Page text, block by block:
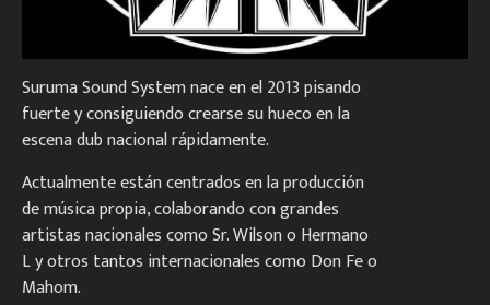
Suruma Sound System nace en el 2013 pisando
fuerte y consiguiendo crearse su hueco en la
escena dub nacional rápidamente.
Actualmente están centrados en la producción
de música propia, colaborando con grandes
artistas nacionales como Sr. Wilson o Hermano
L y otros tantos internacionales como Don Fe o
Mahom.